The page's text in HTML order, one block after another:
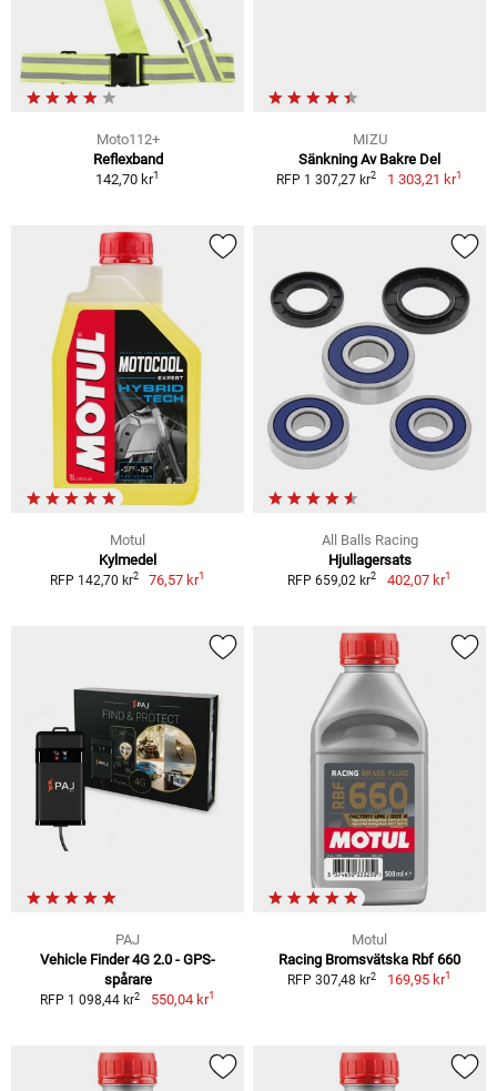
Moto112+
Reflexband
142,70 kr1
MIZU
Sänkning Av Bakre Del
RFP 1 307,27 kr2 1 303,21 kr1
Motul
Kylmedel
RFP 142,70 kr2 76,57 kr1
All Balls Racing
Hjullagersats
RFP 659,02 kr2 402,07 kr1
PAJ
Vehicle Finder 4G 2.0 - GPS-
spårare
RFP 1 098,44 kr2 550,04 kr1
Motul
Racing Bromsvätska Rbf 660
RFP 307,48 kr2 169,95 kr1